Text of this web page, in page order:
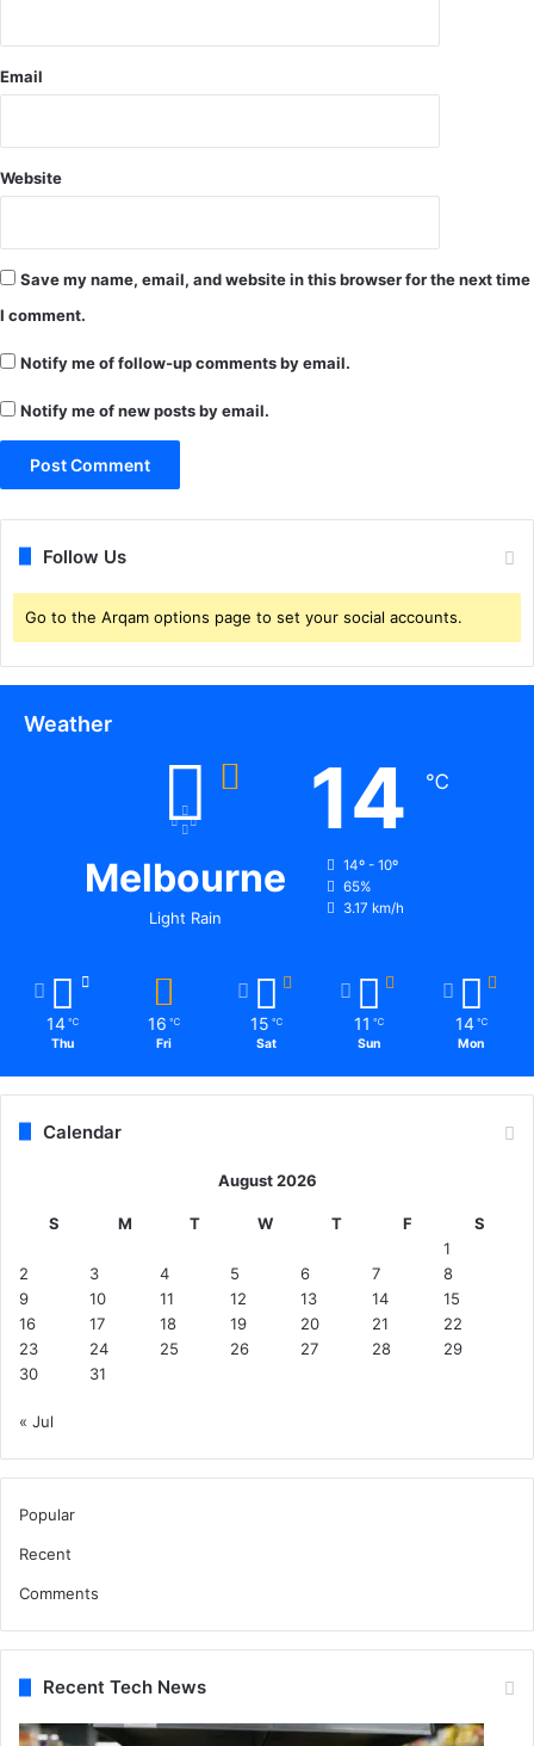
ब
का
री
मी
या
क
प
हुं
Email
Website
Save my name, email, and website in this browser for the next time
I comment.
Notify me of follow-up comments by email.
Notify me of new posts by email.
Follow Us
Go to the Arqam options page to set your social accounts.
Weather
Melbourne
Light Rain
14 ℃
14º - 10º
65%
3.17 km/h
14 ℃
Thu
16 ℃
Fri
15 ℃
Sat
11 ℃
Sun
14 ℃
Mon
Calendar
August 2026
S M T W T F
S
1
2
3 4 5 6 7
8
9
10 11 12 13 14
15
16
17 18 19 20 21
22
23
24 25 26 27 28
29
30
31
« Jul
Popular
Recent
Comments
Recent Tech News